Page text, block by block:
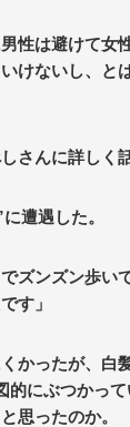
性は避けて女
けないし、と
さんに詳しく
遭遇した。
ズンズン歩い
す」
かったが、白
にぶつかっ
思ったのか。